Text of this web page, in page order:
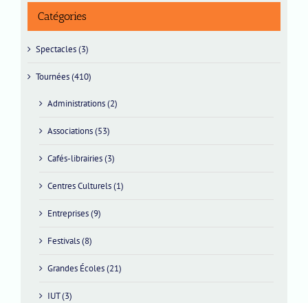
Catégories
Spectacles (3)
Tournées (410)
Administrations (2)
Associations (53)
Cafés-librairies (3)
Centres Culturels (1)
Entreprises (9)
Festivals (8)
Grandes Écoles (21)
IUT (3)